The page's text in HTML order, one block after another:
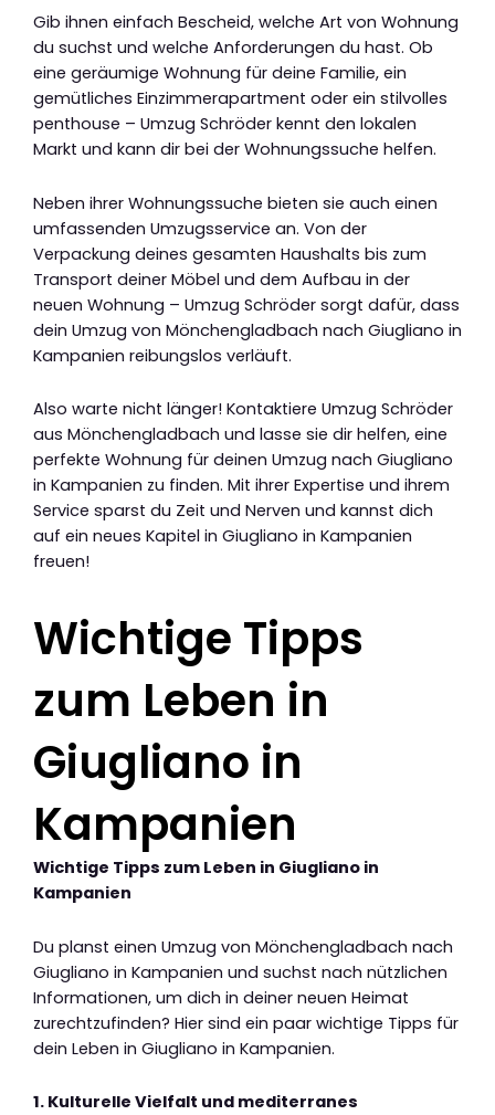
Gib ihnen einfach Bescheid, welche Art von Wohnung
du suchst und welche Anforderungen du hast. Ob
eine geräumige Wohnung für deine Familie, ein
gemütliches Einzimmerapartment oder ein stilvolles
penthouse – Umzug Schröder kennt den lokalen
Markt und kann dir bei der Wohnungssuche helfen.
Neben ihrer Wohnungssuche bieten sie auch einen
umfassenden Umzugsservice an. Von der
Verpackung deines gesamten Haushalts bis zum
Transport deiner Möbel und dem Aufbau in der
neuen Wohnung – Umzug Schröder sorgt dafür, dass
dein Umzug von Mönchengladbach nach Giugliano in
Kampanien reibungslos verläuft.
Also warte nicht länger! Kontaktiere Umzug Schröder
aus Mönchengladbach und lasse sie dir helfen, eine
perfekte Wohnung für deinen Umzug nach Giugliano
in Kampanien zu finden. Mit ihrer Expertise und ihrem
Service sparst du Zeit und Nerven und kannst dich
auf ein neues Kapitel in Giugliano in Kampanien
freuen!
Wichtige Tipps
zum Leben in
Giugliano in
Kampanien
Wichtige Tipps zum Leben in Giugliano in
Kampanien
Du planst einen Umzug von Mönchengladbach nach
Giugliano in Kampanien und suchst nach nützlichen
Informationen, um dich in deiner neuen Heimat
zurechtzufinden? Hier sind ein paar wichtige Tipps für
dein Leben in Giugliano in Kampanien.
1. Kulturelle Vielfalt und mediterranes